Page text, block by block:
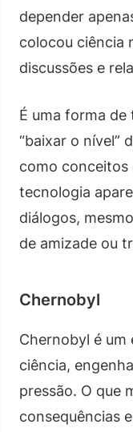
depender
colocou ciência
discussões e
É uma forma de
“baixar o nível”
como conceitos
tecnologia
diálogos,
de amizade ou
Chernobyl
Chernobyl é um
ciência,
pressão. O que
consequências